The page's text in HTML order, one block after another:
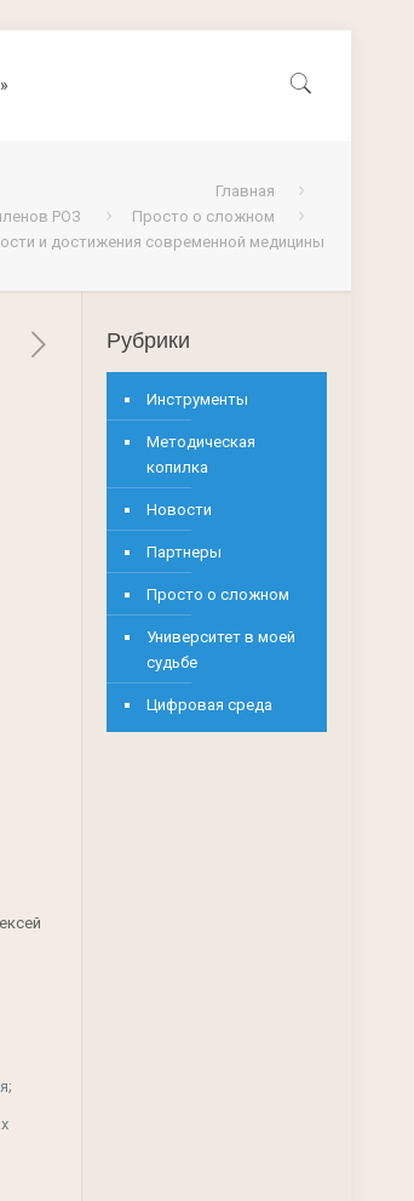
Главная
РОЗ
Просто о сложном
и достижения современной медицины
Рубрики
Инструменты
Методическая
копилка
Новости
Партнеры
Просто о сложном
Университет в моей
судьбе
Цифровая среда